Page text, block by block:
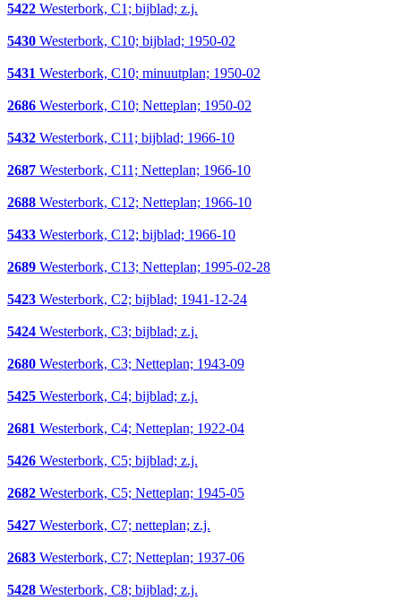
5422 Westerbork, C1; bijblad; z.j.
5430 Westerbork, C10; bijblad; 1950-02
5431 Westerbork, C10; minuutplan; 1950-02
2686 Westerbork, C10; Netteplan; 1950-02
5432 Westerbork, C11; bijblad; 1966-10
2687 Westerbork, C11; Netteplan; 1966-10
2688 Westerbork, C12; Netteplan; 1966-10
5433 Westerbork, C12; bijblad; 1966-10
2689 Westerbork, C13; Netteplan; 1995-02-28
5423 Westerbork, C2; bijblad; 1941-12-24
5424 Westerbork, C3; bijblad; z.j.
2680 Westerbork, C3; Netteplan; 1943-09
5425 Westerbork, C4; bijblad; z.j.
2681 Westerbork, C4; Netteplan; 1922-04
5426 Westerbork, C5; bijblad; z.j.
2682 Westerbork, C5; Netteplan; 1945-05
5427 Westerbork, C7; netteplan; z.j.
2683 Westerbork, C7; Netteplan; 1937-06
5428 Westerbork, C8; bijblad; z.j.